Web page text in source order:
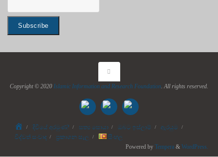
Copyright © 2020 Islamic Information and Research Foundation . All rights reserved.
Homeදිවියේ අරමුණ? සත්‍ය සොයා ඔබට ඉස්ලාම්
ඇරයුම
විද්වත් සංවාද
ප්‍රකාශන සැල
සිංහල
Powered by Tempera & WordPress.